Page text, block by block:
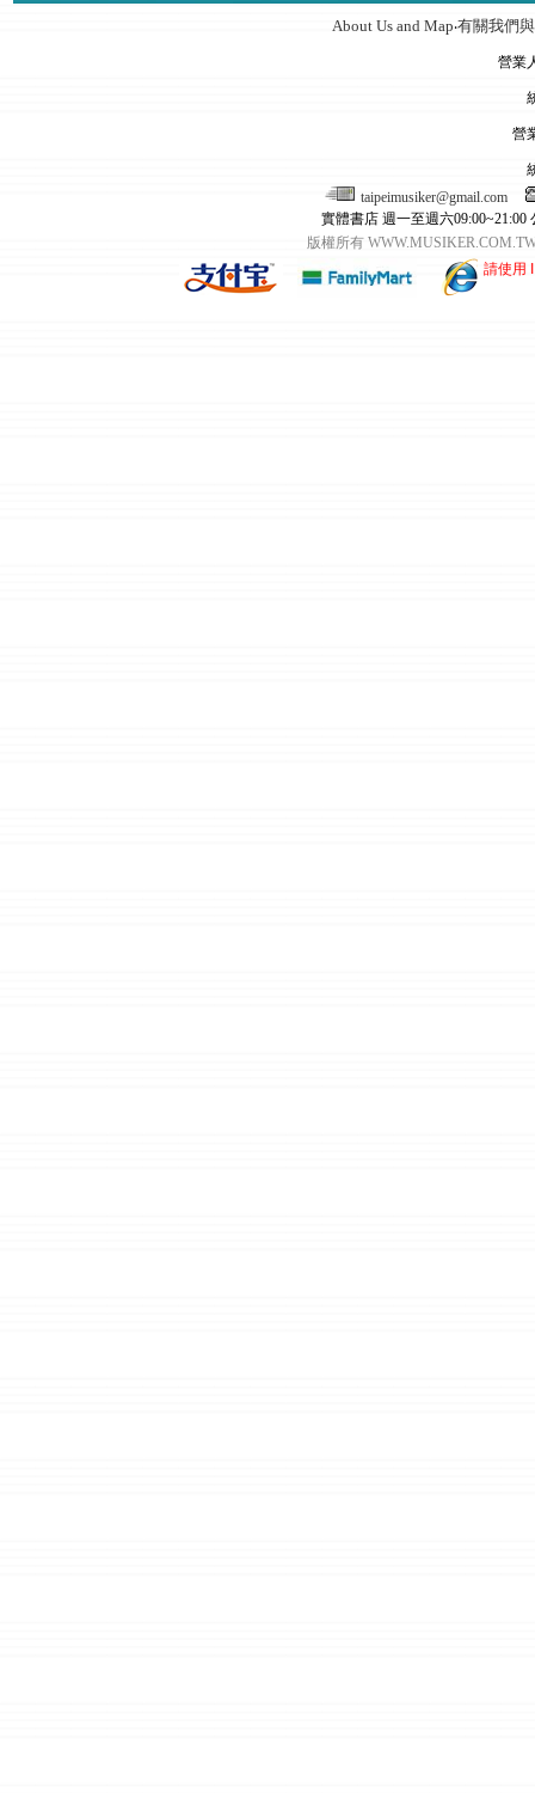
About Us and Map‧有關我們
營業
營
taipeimusiker@gmail.com
實體書店 週一至週六09:00~21:00
版權所有
請使用